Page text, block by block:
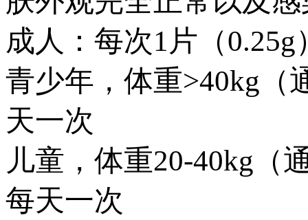
成人：每次1片（
青少年，体重>40kg（
天一次
儿童，体重20-40kg（
每天一次